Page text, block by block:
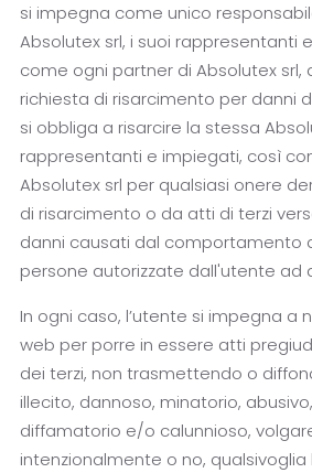
si impegna come unico
Absolutex srl, i suoi rappresentanti
come ogni partner di Absolutex srl,
richiesta di risarcimento per danni
si obbliga a risarcire la stessa
rappresentanti e impiegati, così
Absolutex srl per qualsiasi onere
di risarcimento o da atti di terzi
danni causati dal comportamento
persone autorizzate dall'utente ad
In ogni caso, l’utente si impegna a
web per porre in essere atti
dei terzi, non trasmettendo o
illecito, dannoso, minatorio,
diffamatorio e/o calunnioso,
intenzionalmente o no,